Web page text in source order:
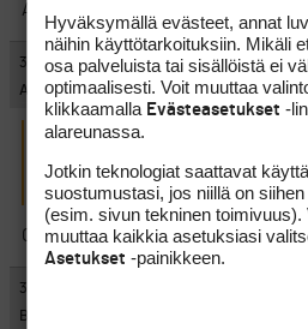
Antti sitten voitti ja Roope T2
31.8.2008 20:55:00 #229534
Anton.
Antti sitten voitti ja Roope T2
Onneksi olkoon!!!
31.8.2008 20:56:00
Ballmarker
Hyväksymällä evästeet, annat
näihin käyttötarkoituksiin. Mikäli
osa palveluista tai sisällöistä ei
optimaalisesti. Voit muuttaa
klikkaamalla Evästeasetukset -
alareunassa.
Jotkin teknologiat saattavat
suostumustasi, jos niillä on
(esim. sivun tekninen toimivuus).
muuttaa kaikkia asetuksiasi
Asetukset -painikkeen.